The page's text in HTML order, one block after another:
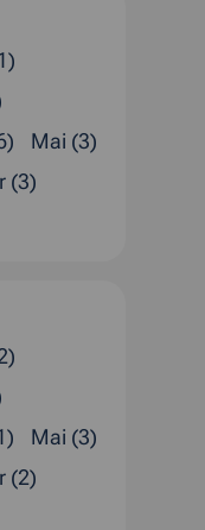
Mai (3)
(3)
Mai (3)
(2)